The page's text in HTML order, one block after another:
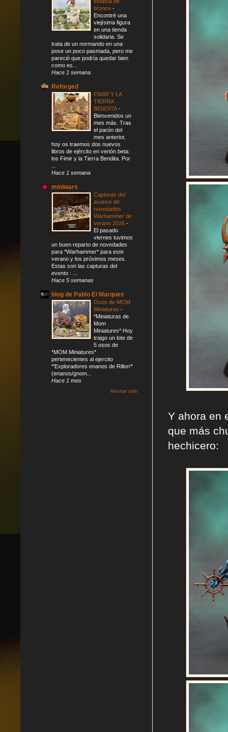
Y ahora en
que más
hechicero:
bronce -
Encontré una
viejísima figura
en una tienda
solidaria. Se
trata de un normando en una
pose un poco pasmada, pero me
pareció que podría quedar bien
como es...
Hace 1 semana
Reforged
FIMIR Y LA
TIERRA
BENDITA-
Bienvenidos un
mes más. Tras
el parón del
mes anterior,
hoy os traemos dos nuevos
libros de ejército en verión beta:
los Fimir y la Tierra Bendita. Por
Hace 1 semana
miniwars
Capturas del
avance de
novedades
Warhammer de
verano 2026 -
El pasado
viernes tuvimos
un buen reparto de novedades
para *Warhammer* para este
verano y los próximos meses.
Estas son las capturas del
evento : ...
Hace 5 semanas
blog de Pablo El Marques
Osos de MOM
Miniaturas -
*Miniaturas de
Mom
Miniatures* Hoy
traigo un lote de
5 osos de
*MOM Miniatures*
pertenecientes al ejercito
*'Exploradores enanos de Rillon'*
(enanos/gnom...
Hace 1 mes
Mostrar todo